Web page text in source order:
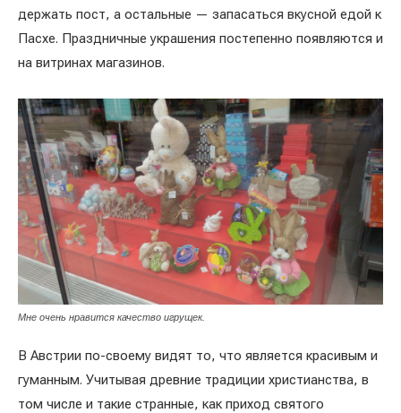
держать пост, а остальные — запасаться вкусной едой к
Пасхе. Праздничные украшения постепенно появляются и
на витринах магазинов.
Мне очень нравится качество игрущек.
В Австрии по-своему видят то, что является красивым и
гуманным. Учитывая древние традиции христианства, в
том числе и такие странные, как приход святого